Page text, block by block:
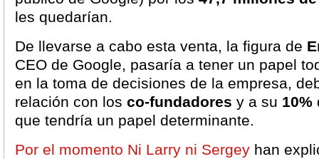
les quedarían.
De llevarse a cabo esta venta, la figura de
CEO de Google, pasaría a tener un papel
en la toma de decisiones de la empresa,
relación con los co-fundadores y a su 10%
que tendría un papel determinante.
Por el momento Ni Larry ni Sergey han